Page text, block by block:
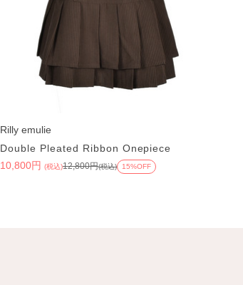
Rilly emulie
Double Pleated Ribbon Onepiece
10,800円 (税込)12,800円(税込) 15%OFF